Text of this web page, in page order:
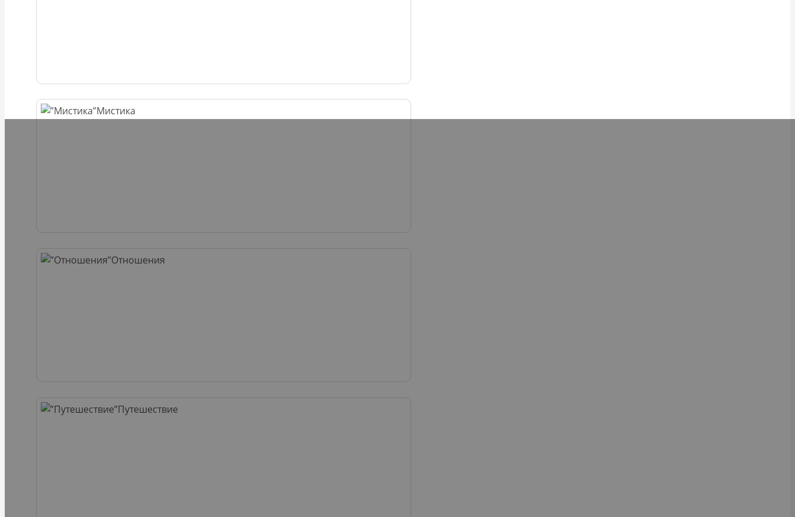
Мистика
Отношения
Путешествие